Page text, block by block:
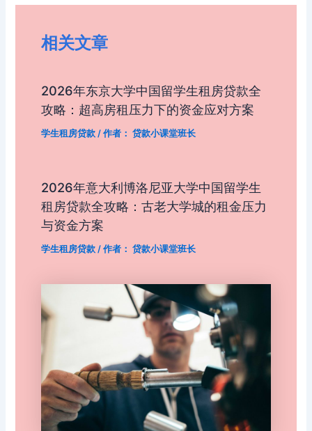
相关文章
2026年东京大学中国留学生租房贷款全
攻略：超高房租压力下的资金应对方案
学生租房贷款/ 作者： 贷款小课堂班长
2026年意大利博洛尼亚大学中国留学生
租房贷款全攻略：古老大学城的租金压力
与资金方案
学生租房贷款/ 作者： 贷款小课堂班长